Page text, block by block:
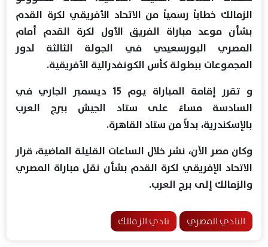
الزمالك خطاباً رسمياً من الاتحاد الأفريقي لكرة القدم
بشأن موعد مباراة الفريق الأول لكرة القدم أمام
المصري البورسعيدي في الجولة الثالثة لدور
المجموعات ببطولة كأس الكونفدرالية الأفريقية.
و تقرر إقامة المباراة يوم 15 ديسمبر الجاري في
السادسة مساءً على ستاد الجيش ببرج العرب
بالإسكندرية، بدلاً من ستاد القاهرة.
وكان مصر الآن، نشر خلال الساعات القليلة الماضية، قرار
الاتحاد الإفريقي لكرة القدم بشأن نقل مباراة المصري
والزمالك إلى برج العرب.
النادي المصري نادي الزمالك